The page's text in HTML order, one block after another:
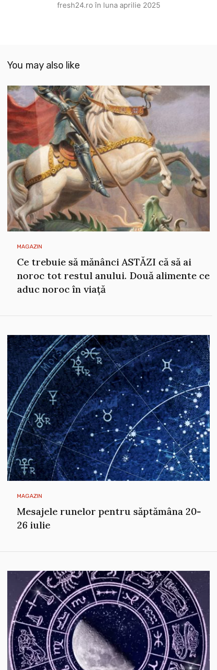
fresh24.ro în luna aprilie 2025
You may also like
MAGAZIN
Ce trebuie să mănânci ASTĂZI că să ai
noroc tot restul anului. Două alimente ce
aduc noroc în viață
MAGAZIN
Mesajele runelor pentru săptămâna 20-
26 iulie